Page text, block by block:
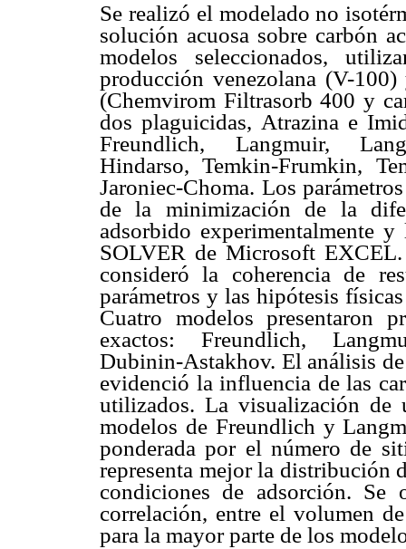
Se realizó el modelado no
solución acuosa sobre carbón
modelos seleccionados,
producción venezolana (V-
(Chemvirom Filtrasorb 400 y
dos plaguicidas, Atrazina e
Freundlich, Langmuir,
Hindarso, Temkin-Frumkin,
Jaroniec-Choma. Los
de la minimización de la
adsorbido experimentalmente
SOLVER de Microsoft
consideró la coherencia de
parámetros y las hipótesis
Cuatro modelos presentaron
exactos: Freundlich,
Dubinin-Astakhov. El análisis
evidenció la influencia de las
utilizados. La visualización de
modelos de Freundlich y
ponderada por el número de
representa mejor la distribución
condiciones de adsorción. Se
correlación, entre el volumen
para la mayor parte de los